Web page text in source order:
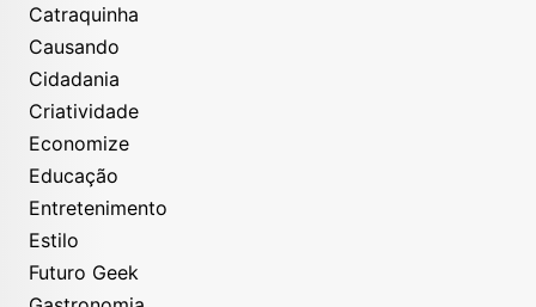
Catraquinha
Causando
Cidadania
Criatividade
Economize
Educação
Entretenimento
Estilo
Futuro Geek